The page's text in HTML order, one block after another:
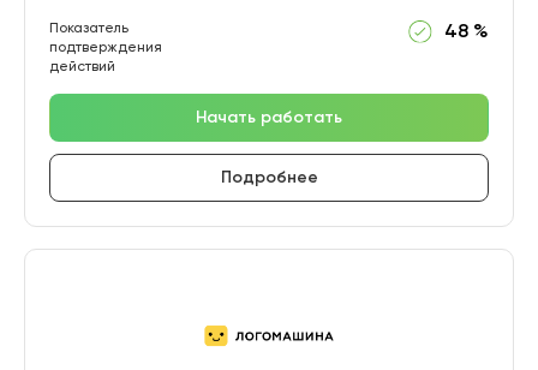
Показатель
подтверждения
действий
48 %
Начать работать
Подробнее